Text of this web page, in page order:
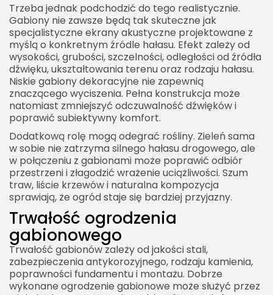
Trzeba jednak podchodzić do tego realistycznie.
Gabiony nie zawsze będą tak skuteczne jak
specjalistyczne ekrany akustyczne projektowane z
myślą o konkretnym źródle hałasu. Efekt zależy od
wysokości, grubości, szczelności, odległości od źródła
dźwięku, ukształtowania terenu oraz rodzaju hałasu.
Niskie gabiony dekoracyjne nie zapewnią
znaczącego wyciszenia. Pełna konstrukcja może
natomiast zmniejszyć odczuwalność dźwięków i
poprawić subiektywny komfort.
Dodatkową rolę mogą odegrać rośliny. Zieleń sama
w sobie nie zatrzyma silnego hałasu drogowego, ale
w połączeniu z gabionami może poprawić odbiór
przestrzeni i złagodzić wrażenie uciążliwości. Szum
traw, liście krzewów i naturalna kompozycja
sprawiają, że ogród staje się bardziej przyjazny.
Trwałość ogrodzenia
gabionowego
Trwałość gabionów zależy od jakości stali,
zabezpieczenia antykorozyjnego, rodzaju kamienia,
poprawności fundamentu i montażu. Dobrze
wykonane ogrodzenie gabionowe może służyć przez